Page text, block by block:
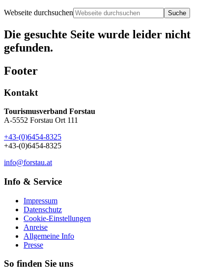
Webseite durchsuchen
Die gesuchte Seite wurde leider nicht
gefunden.
Footer
Kontakt
Tourismusverband Forstau
A-5552 Forstau Ort 111
+43-(0)6454-8325
+43-(0)6454-8325
info@forstau.at
Info & Service
Impressum
Datenschutz
Cookie-Einstellungen
Anreise
Allgemeine Info
Presse
So finden Sie uns